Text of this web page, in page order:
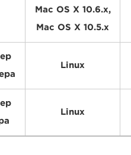
Mac OS X 10.6.x,
Mac OS X 10.5.x
Linux
Linux